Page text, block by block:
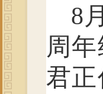
8
周
君